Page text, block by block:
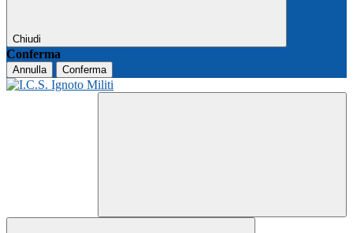
Chiudi
Conferma
Annulla Conferma